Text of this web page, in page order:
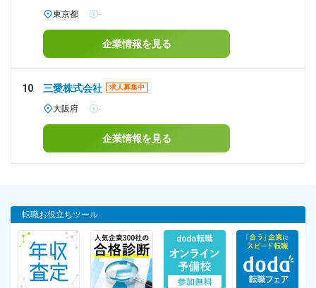
東京都 -
企業情報を見る
10 三愛株式会社 求人募集中
大阪府 -
企業情報を見る
転職お役立ちツール